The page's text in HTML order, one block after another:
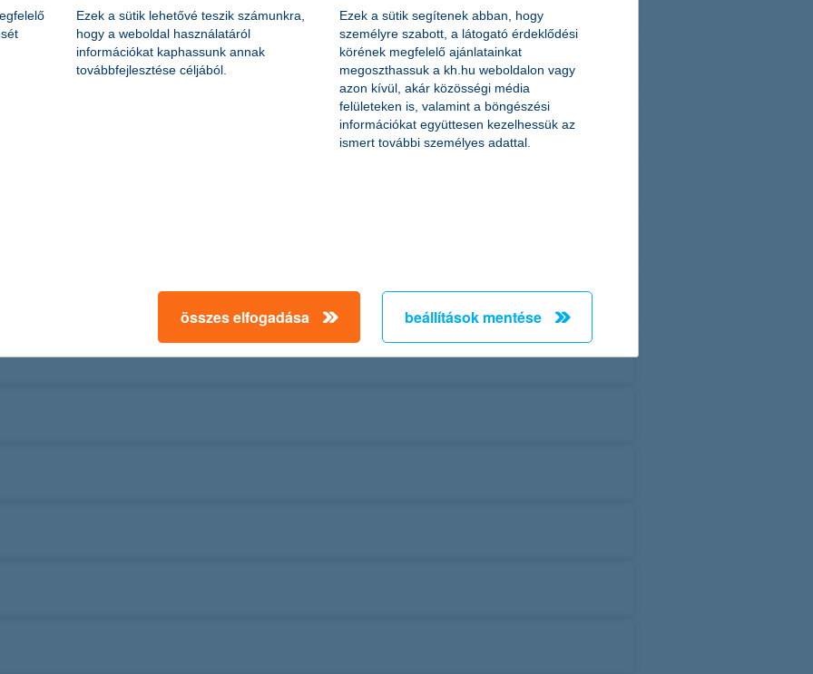
Ezek a sütik lehetővé teszik számunkra,
hogy a weboldal használatáról
információkat kaphassunk annak
továbbfejlesztése céljából.
Ezek a sütik segítenek abban, hogy
személyre szabott, a látogató érdeklődési
körének megfelelő ajánlatainkat
megoszthassuk a kh.hu weboldalon vagy
azon kívül, akár közösségi média
felületeken is, valamint a böngészési
információkat együttesen kezelhessük az
ismert további személyes adattal.
összes elfogadása beállítások mentése